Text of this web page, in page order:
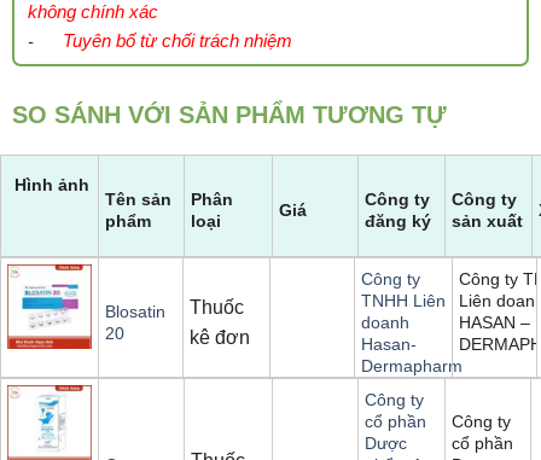
không chính xác
- Tuyên bố từ chối trách nhiệm
SO SÁNH VỚI SẢN PHẨM TƯƠNG TỰ
Hình ảnh
Tên sản
phẩm
Phân
loại
Giá
Công ty
đăng ký
Công ty
sản xuất
Blosatin
20
Thuốc
kê đơn
Công ty
TNHH Liên
doanh
Hasan-
Dermapharm
Công ty
Liên
HASAN –
Công ty
cổ phần
Dược
Công ty
cổ phần